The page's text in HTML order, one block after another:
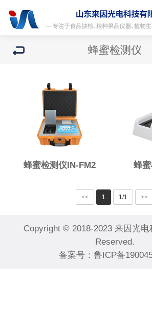
蜂蜜检测仪
蜂蜜检测仪IN-FM2 蜂
<< 1 1/1 >>
Copyright © 2018-2023 来因光
Reserved.
备案号： 鲁ICP备